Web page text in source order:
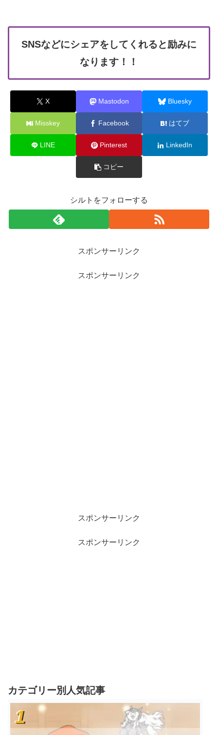
SNSなどにシェアをしてくれると励みに
なります！！
X Mastodon Bluesky
Misskey Facebook はてブ
LINE Pinterest LinkedIn
コピー
シルトをフォローする
スポンサーリンク
スポンサーリンク
スポンサーリンク
スポンサーリンク
カテゴリー別人気記事